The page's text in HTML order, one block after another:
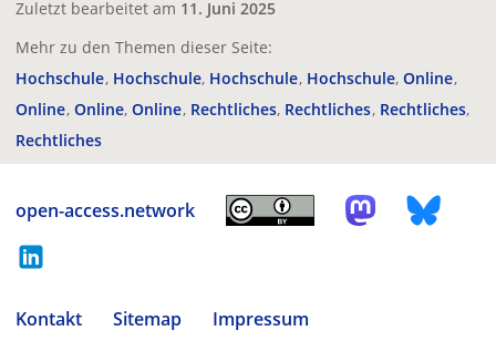
Zuletzt bearbeitet am 11. Juni 2025
Mehr zu den Themen dieser Seite:
Hochschule Hochschule Hochschule Hochschule Online
Online Online Online Rechtliches Rechtliches Rechtliches
Rechtliches
open-access.network
Kontakt Sitemap
Impressum